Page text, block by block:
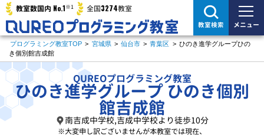
教室数国内 No.1※1 全国3274教室
教室検索 メニュー
プログラミング教室TOP > 宮城県 > 仙台市 > 青葉区 > ひのき進学グループひの
き個別館吉成館
QUREOプログラミング教室
ひのき進学グループ ひのき個別
館吉成館
南吉成中学校,吉成中学校より徒歩10分
※大変申し訳ございませんが本教室では現在、